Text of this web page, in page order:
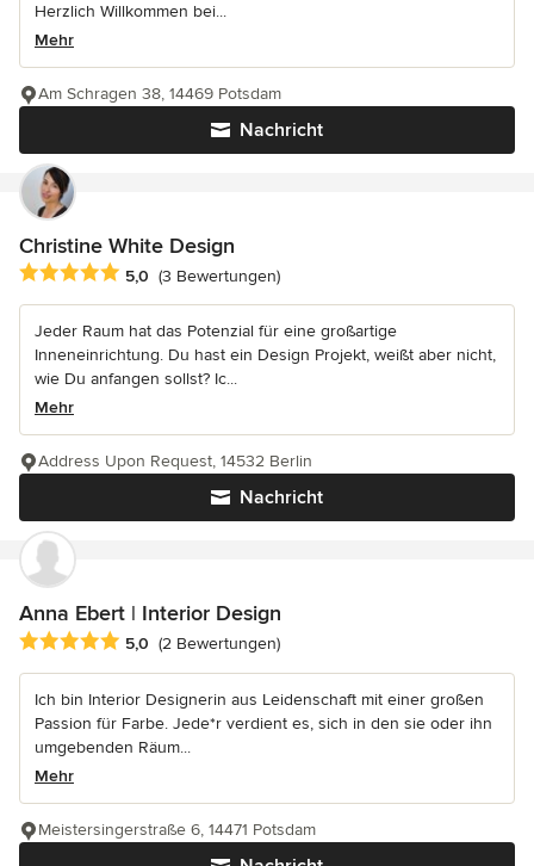
Herzlich Willkommen bei...
Mehr
Nachricht
Am Schragen 38, 14469 Potsdam
Christine White Design
Durchschnittliche Bewertung: 5 von 5 Sternen
5,0 (3 Bewertungen)
Jeder Raum hat das Potenzial für eine großartige
Inneneinrichtung. Du hast ein Design Projekt, weißt aber nicht,
wie Du anfangen sollst? Ic...
Mehr
Nachricht
Address Upon Request, 14532 Berlin
Anna Ebert | Interior Design
Durchschnittliche Bewertung: 5 von 5 Sternen
5,0 (2 Bewertungen)
Ich bin Interior Designerin aus Leidenschaft mit einer großen
Passion für Farbe. Jede*r verdient es, sich in den sie oder ihn
umgebenden Räum...
Mehr
Meistersingerstraße 6, 14471 Potsdam